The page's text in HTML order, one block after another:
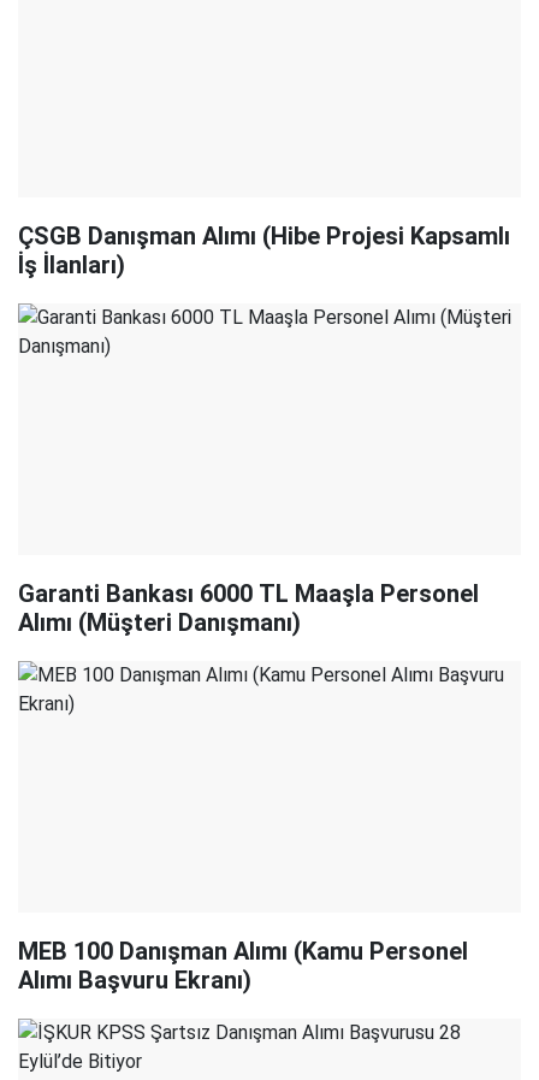
ÇSGB Danışman Alımı (Hibe Projesi Kapsamlı
İş İlanları)
Garanti Bankası 6000 TL Maaşla Personel
Alımı (Müşteri Danışmanı)
MEB 100 Danışman Alımı (Kamu Personel
Alımı Başvuru Ekranı)